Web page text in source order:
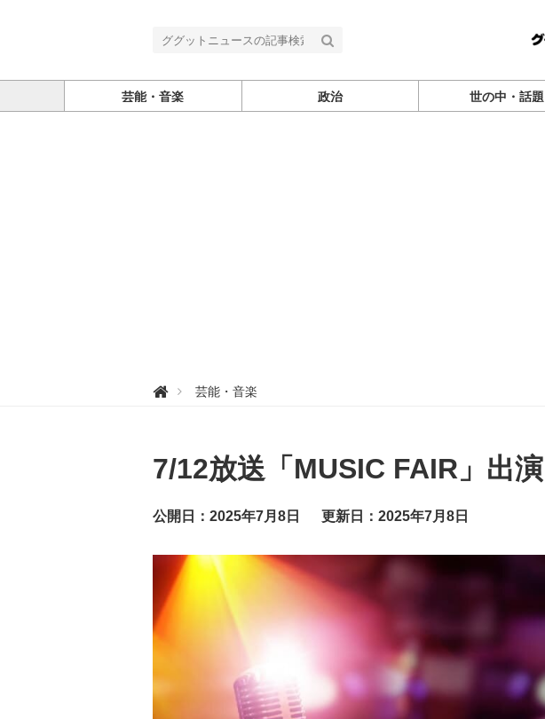
芸能・音楽 政治 世の中・話題
グ
ー
ス
芸能・音楽
7/12放送「MUSIC FAIR」出
公開日：2025年7月8日 更新日：2025年7月8日